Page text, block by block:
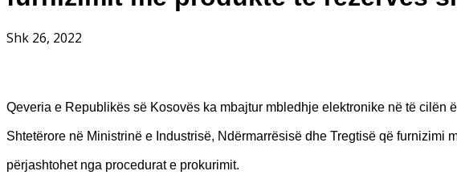
Shk 26, 2022
Qeveria e Republikës së Kosovës ka mbajtur mbledhje elektronike në të cilën
Shtetërore në Ministrinë e Industrisë, Ndërmarrësisë dhe Tregtisë që furnizimi
përjashtohet nga procedurat e prokurimit.